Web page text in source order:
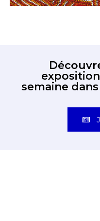
semaine